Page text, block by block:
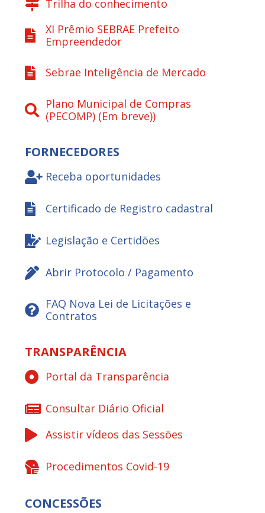
Trilha do conhecimento
XI Prêmio SEBRAE Prefeito
Empreendedor
Sebrae Inteligência de Mercado
Plano Municipal de Compras
(PECOMP) (Em breve))
FORNECEDORES
Receba oportunidades
Certificado de Registro cadastral
Legislação e Certidões
Abrir Protocolo / Pagamento
FAQ Nova Lei de Licitações e
Contratos
TRANSPARÊNCIA
Portal da Transparência
Consultar Diário Oficial
Assistir vídeos das Sessões
Procedimentos Covid-19
CONCESSÕES